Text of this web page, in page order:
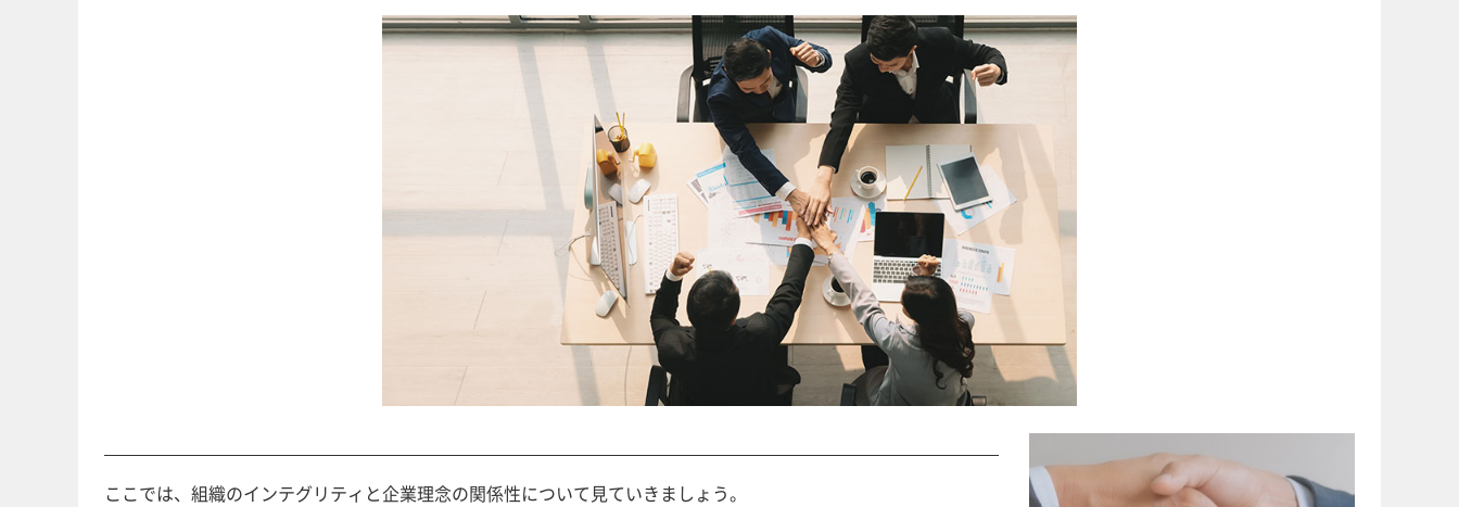
ここでは、組織のインテグリティと企業理念の関係性について見ていきましょう。